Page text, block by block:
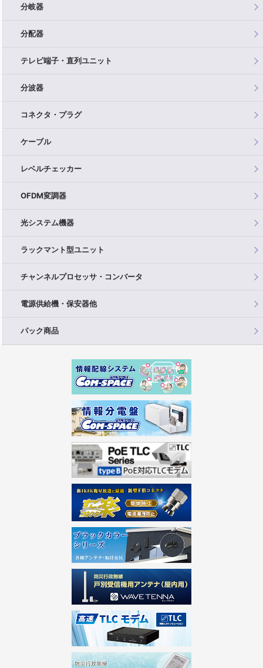
分岐器
分配器
テレビ端子・直列ユニット
分波器
コネクタ・プラグ
ケーブル
レベルチェッカー
OFDM変調器
光システム機器
ラックマント型ユニット
チャンネルプロセッサ・コンバータ
電源供給機・保安器他
パック商品